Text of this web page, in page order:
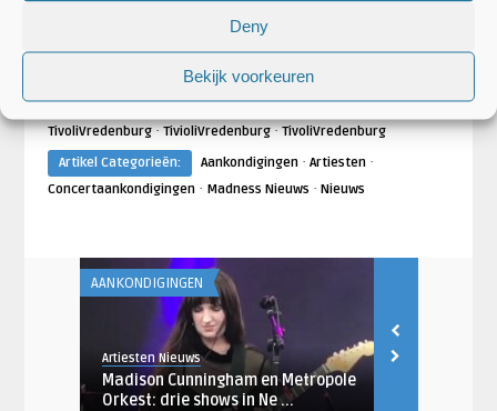
Deny
Bekijk voorkeuren
Madness· Madness 2017·
madness kaarten·Madness Nederland·Madness
TivoliVredenburg·TivioliVredenburg·TivoliVredenburg
Artikel Categorieën:
Aankondigingen· Artiesten·
Concertaankondigingen· Madness Nieuws · Nieuws
AANKONDIGINGEN
Artiesten Nieuws
Madison Cunningham en Metropole
Orkest: drie shows in Ne ...